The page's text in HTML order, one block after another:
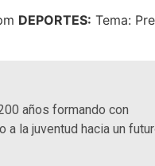
DEPORTES: Tema:
años formando con
la juventud hacia un